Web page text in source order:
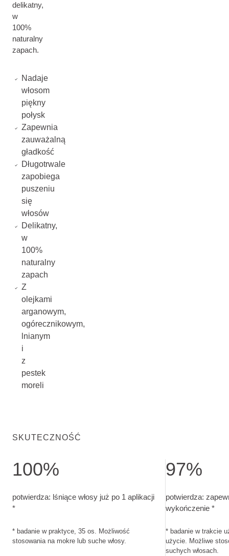
delikatny,
w
100%
naturalny
zapach.
Nadaje
włosom
piękny
połysk
Zapewnia
zauważalną
gładkość
Długotrwale
zapobiega
puszeniu
się
włosów
Delikatny,
w
100%
naturalny
zapach
Z
olejkami
arganowym,
ogórecznikowym,
lnianym
i
z
pestek
moreli
SKUTECZNOŚĆ
100%
potwierdza: lśniące włosy już po 1 aplikacji
*
* badanie w praktyce, 35 os. Możliwość
stosowania na mokre lub suche włosy.
97%
potwierdza:
wykończenie *
* badanie w trakcie
użycie. Możliwe
suchych włosach.